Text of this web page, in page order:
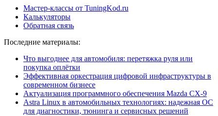
Мастер-классы от TuningKod.ru
Калькуляторы
Обратная связь
Последние материалы:
Что выгоднее для автомобиля: перетяжка руля или
покупка оплётки
Эффективная оркестрация цифровой инфраструктуры в
современном бизнесе
Актуализация программного обеспечения Mazda CX-9
Astra Linux в автомобильных технологиях: надежная ОС
для диагностики, тюнинга и сервисных решений